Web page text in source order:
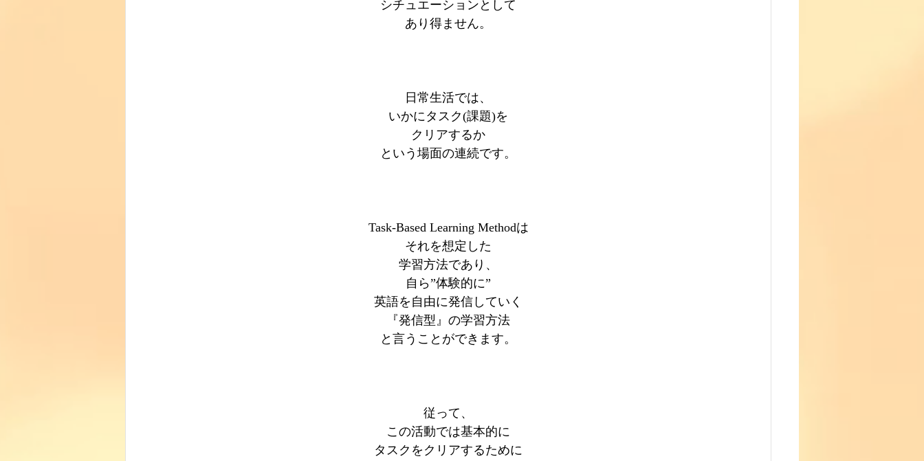
シチュエーションとして
あり得ません。
日常生活では、
いかにタスク(課題)を
クリアするか
という場面の連続です。
Task-Based Learning Methodは
それを想定した
学習方法であり、
自ら”体験的に”
英語を自由に発信していく
『発信型』の学習方法
と言うことができます。
従って、
この活動では基本的に
タスクをクリアするために